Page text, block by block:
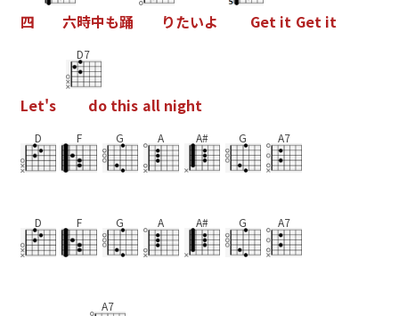
四 六時中も踊 りたいよ Get it Get it
Let's
D7
do this all night
D F G A A# G A7
D F G A A# G A7
A7